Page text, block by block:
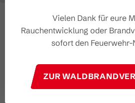
Vielen Dank für eure
Rauchentwicklung oder
sofort den Feuerwehr-
ZUR